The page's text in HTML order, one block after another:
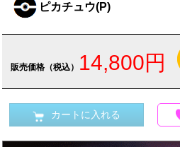
ピカチュウ(P)
販売価格（税込） 14,800円
カートに入れる